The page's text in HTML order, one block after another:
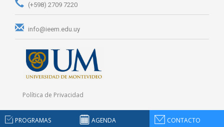
(+598) 2709 7220
info@ieem.edu.uy
Política de Privacidad
PROGRAMAS AGENDA CONTACTO